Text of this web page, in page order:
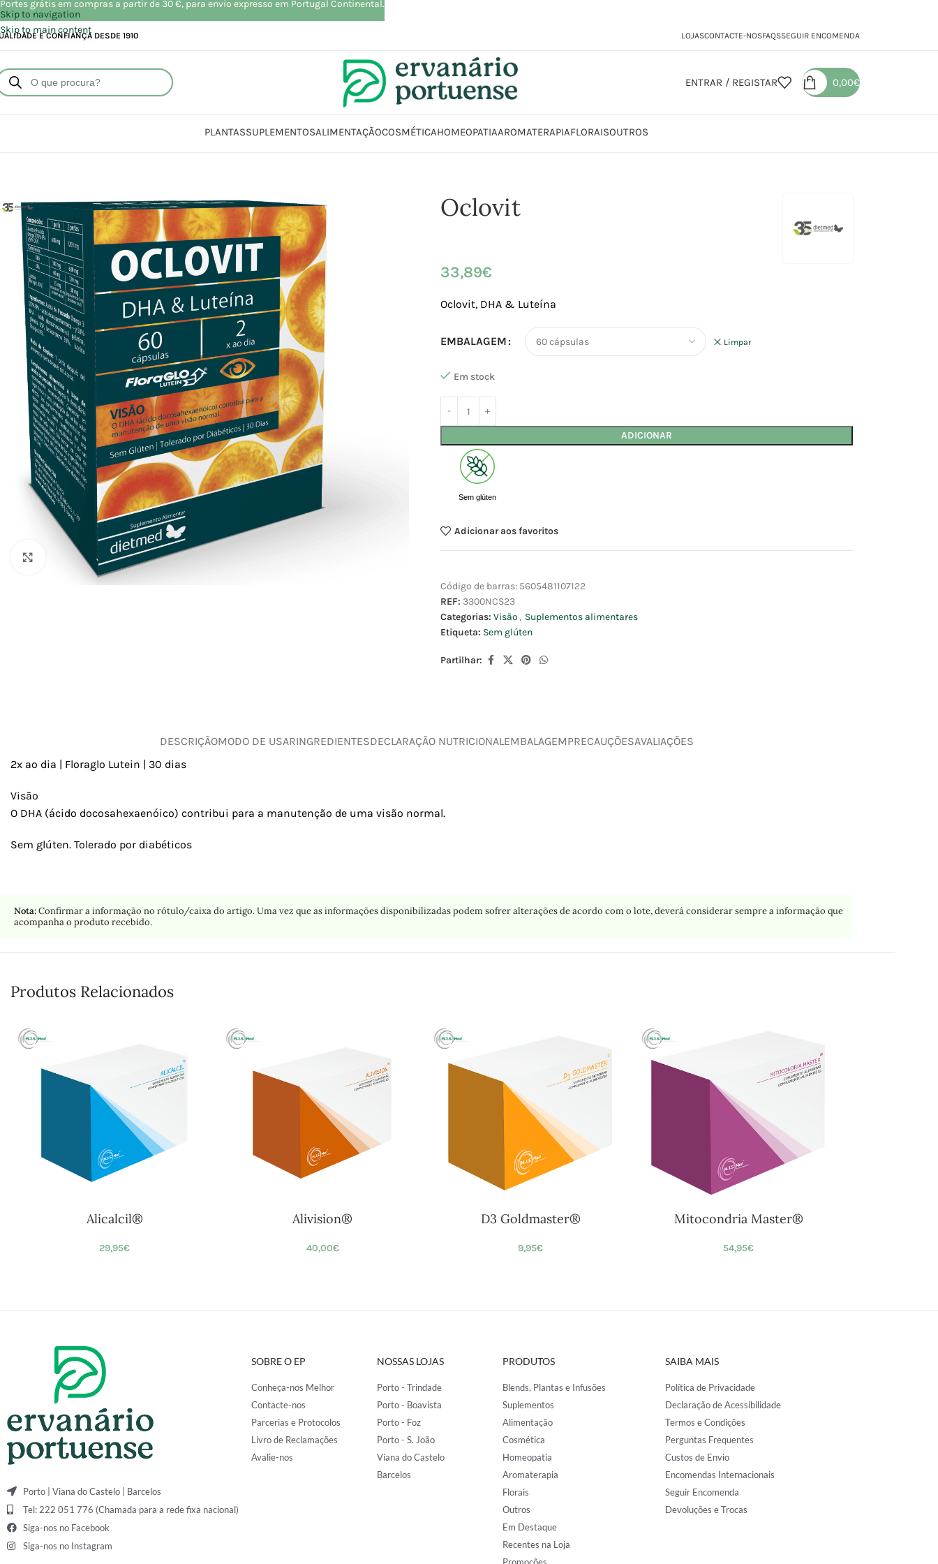
Skip to navigation
Skip to main content
E CONFIANÇA DESDE 1910 LOJASCONTACTE-NOSFAQSSEGUIR ENCOMENDA
ENTRAR / REGISTAR 0,00€
PLANTASSUPLEMENTOSALIMENTAÇÃOCOSMÉTICAHOMEOPATIAAROMATERAPIAFLORAISOUTROS
Click to enlarge
Oclovit
33,89€
Oclovit, DHA & Luteína
EMBALAGEM Limpar
Em stock
ADICIONAR
Sem glúten
Adicionar aos favoritos
Código de barras: 5605481107122
REF: 3300NCS23
Categorias: Visão , Suplementos alimentares
Etiqueta: Sem glúten
Partilhar:
DESCRIÇÃOMODO DE USARINGREDIENTESDECLARAÇÃO NUTRICIONAL EMBALAGEMPRECAUÇÕESAVALIAÇÕES
2x ao dia | Floraglo Lutein | 30 dias
Visão
O DHA (ácido docosahexaenóico) contribui para a manutenção de uma visão normal.
Sem glúten. Tolerado por diabéticos
Nota:Confirmar a informação no rótulo/caixa do artigo. Uma vez que as informações disponibilizadas podem sofrer alterações de acordo com o lote, deverá considerar sempre a informação que
acompanha o produto recebido.
Produtos Relacionados
Alicalcil®
29,95€
Alivision®
40,00€
D3 Goldmaster®
9,95€
Mitocondria Master®
54,95€
Porto | Viana do Castelo | Barcelos
Tel: 222 051 776 (Chamada para a rede fixa nacional)
Siga-nos no Facebook
Siga-nos no Instagram
SOBRE O EP
Conheça-nos Melhor
Contacte-nos
Parcerias e Protocolos
Livro de Reclamações
Avalie-nos
NOSSAS LOJAS
Porto - Trindade
Porto - Boavista
Porto - Foz
Porto - S. João
Viana do Castelo
Barcelos
PRODUTOS
Blends, Plantas e Infusões
Suplementos
Alimentação
Cosmética
Homeopatia
Aromaterapia
Florais
Outros
Em Destaque
Recentes na Loja
SAIBA MAIS
Política de Privacidade
Declaração de Acessibilidade
Termos e Condições
Perguntas Frequentes
Custos de Envio
Encomendas Internacionais
Seguir Encomenda
Devoluções e Trocas
Portes grátis em compras a partir de 30 €, para envio expresso em Portugal Continental.